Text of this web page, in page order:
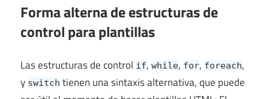
Forma alterna de estructuras de
control para plantillas
Las estructuras de control if, while, for, foreach,
y switch tienen una sintaxis alternativa, que puede